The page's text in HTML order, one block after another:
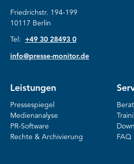
Friedrichstr. 194-199
10117 Berlin
Tel: +49 30 28493 0
info@presse-monitor.de
Leistungen
Pressespiegel
Medienanalyse
PR-Software
Rechte & Archivierung
FAQ